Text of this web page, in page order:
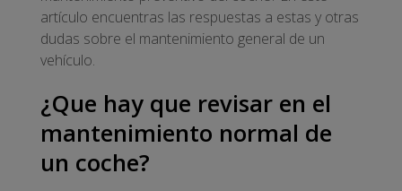
artículo encuentras las respuestas a estas y otras
dudas sobre el mantenimiento general de un
vehículo.
¿Que hay que revisar en el
mantenimiento normal de
un coche?